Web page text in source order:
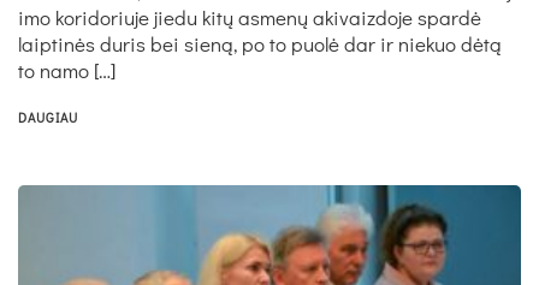
i­mo ko­ri­do­riu­je jie­du kitų as­menų aki­vaiz­do­je spardė
laip­tinės du­ris bei sieną, po to puolė dar ir nie­kuo dėtą
to na­mo […]
DAUGIAU